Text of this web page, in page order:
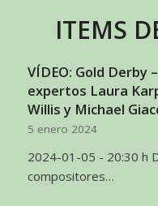
ITEMS
VÍDEO: Gold Derby
expertos Laura
Willis y Michael
5 enero 2024
2024-01-05 - 20:30 h
compositores…